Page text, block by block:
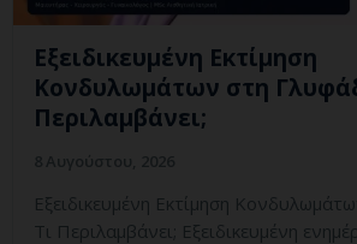
Εξειδικευμένη Εκτίμηση
Κονδυλωμάτων στη
Περιλαμβάνει;
Εξειδικευμένη Εκτίμηση
Τι Περιλαμβάνει; Εξειδικευμένη